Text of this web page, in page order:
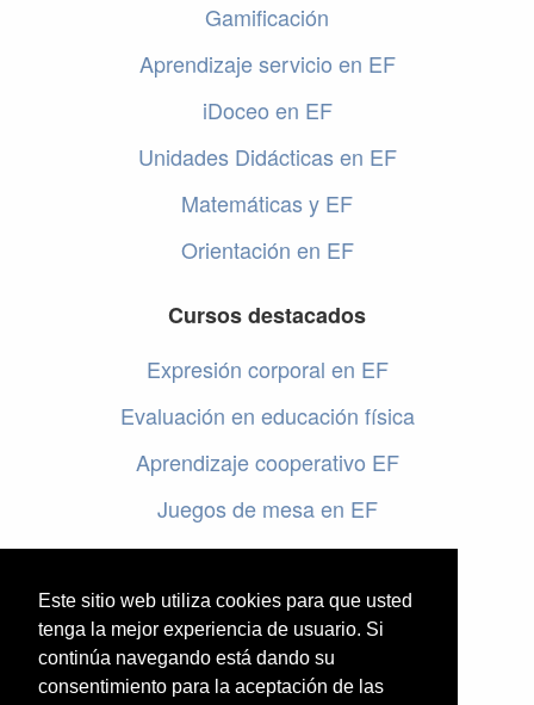
Este sitio web utiliza cookies para que usted
tenga la mejor experiencia de usuario. Si
continúa navegando está dando su
consentimiento para la aceptación de las
Gamificación
Aprendizaje servicio en EF
iDoceo en EF
Unidades Didácticas en EF
Matemáticas y EF
Orientación en EF
Cursos destacados
Expresión corporal en EF
Evaluación en educación física
Aprendizaje cooperativo EF
Juegos de mesa en EF
Programar en EF
Cursos online de educación física
Artículos destacados